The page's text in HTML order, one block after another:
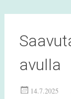
avulla
14.7.2025